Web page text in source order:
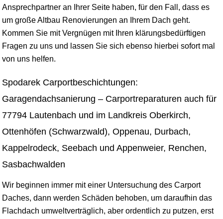
Ansprechpartner an Ihrer Seite haben, für den Fall, dass es
um große Altbau Renovierungen an Ihrem Dach geht.
Kommen Sie mit Vergnügen mit Ihren klärungsbedürftigen
Fragen zu uns und lassen Sie sich ebenso hierbei sofort mal
von uns helfen.
Spodarek Carportbeschichtungen:
Garagendachsanierung – Carportreparaturen auch für
77794 Lautenbach und im Landkreis Oberkirch,
Ottenhöfen (Schwarzwald), Oppenau, Durbach,
Kappelrodeck, Seebach und Appenweier, Renchen,
Sasbachwalden
Wir beginnen immer mit einer Untersuchung des Carport
Daches, dann werden Schäden behoben, um daraufhin das
Flachdach umweltverträglich, aber ordentlich zu putzen, erst